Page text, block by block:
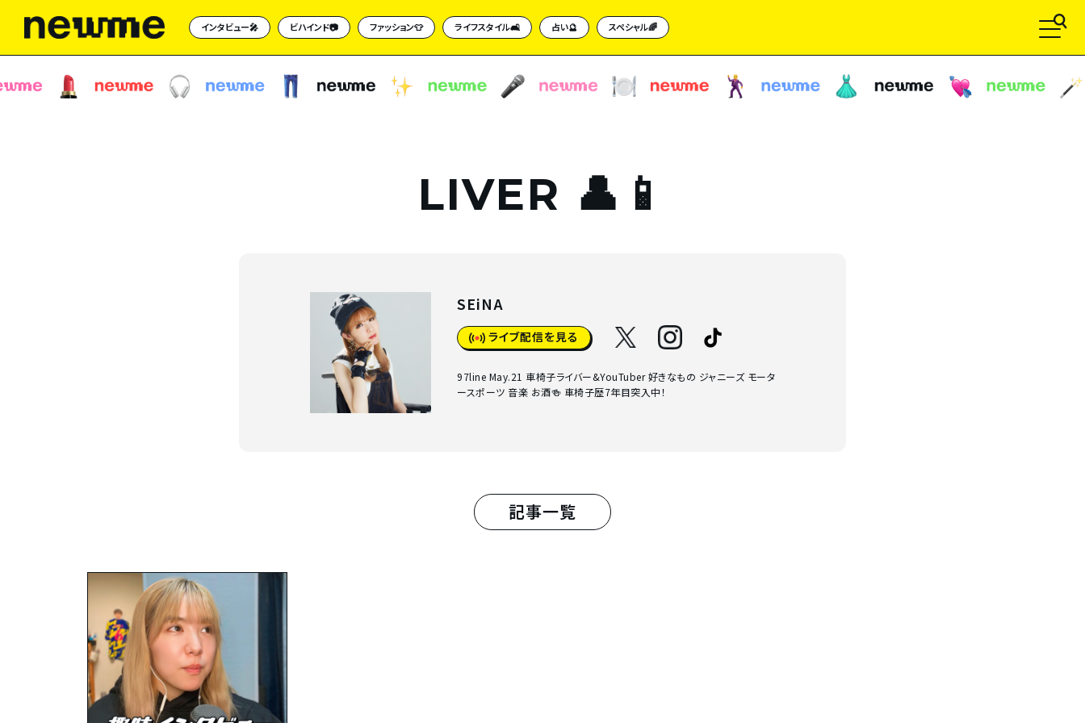
インタビュー🎤 ビハインド📷 ファッション👕 ライフスタイル🛋 占い🔮 スペシャル🌈
LIVER 👤📱
SEiNA
ライブ配信を見る
97line May.21 車椅子ライバー&YouTuber 好きなもの ジャニーズ モータ
ースポーツ 音楽 お酒🍻 車椅子歴7年目突入中！
記事一覧